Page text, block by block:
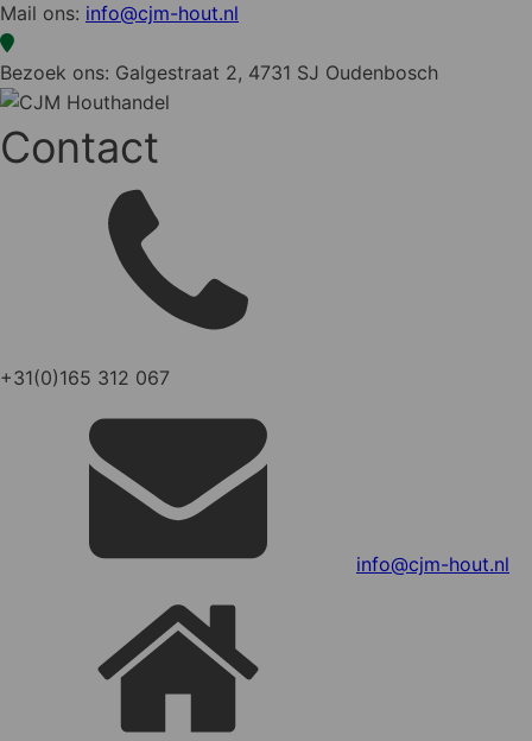
Mail ons: info@cjm-hout.nl
Bezoek ons: Galgestraat 2, 4731 SJ Oudenbosch
Contact
+31(0)165 312 067
info@cjm-hout.nl